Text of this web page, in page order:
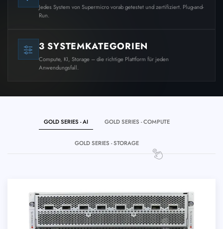
Jedes System von Supermicro vorab getestet und zertifiziert. Plug-and-
Run.
3 SYSTEMKATEGORIEN
Compute, KI, Storage – die richtige Plattform für jeden
Anwendungsfall.
GOLD SERIES - AI GOLD SERIES - COMPUTE
GOLD SERIES - STORAGE